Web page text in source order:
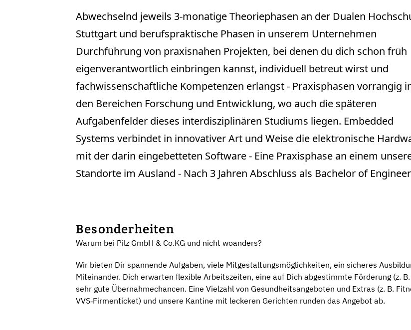
Abwechselnd jeweils 3-monatige Theoriephasen an der Dualen
Stuttgart und berufspraktische Phasen in unserem Unternehmen
Durchführung von praxisnahen Projekten, bei denen du dich schon früh
eigenverantwortlich einbringen kannst, individuell betreut wirst und
fachwissenschaftliche Kompetenzen erlangst - Praxisphasen vorrangig
den Bereichen Forschung und Entwicklung, wo auch die späteren
Aufgabenfelder dieses interdisziplinären Studiums liegen. Embedded
Systems verbindet in innovativer Art und Weise die elektronische
mit der darin eingebetteten Software - Eine Praxisphase an einem
Standorte im Ausland - Nach 3 Jahren Abschluss als Bachelor of
Besonderheiten
Warum bei Pilz GmbH & Co.KG und nicht woanders?
Wir bieten Dir spannende Aufgaben, viele Mitgestaltungsmöglichkeiten, ein sicheres
Miteinander. Dich erwarten flexible Arbeitszeiten, eine auf Dich abgestimmte Förderung (z.
sehr gute Übernahmechancen. Eine Vielzahl von Gesundheitsangeboten und Extras (z. B.
VVS‑Firmenticket) und unsere Kantine mit leckeren Gerichten runden das Angebot ab.